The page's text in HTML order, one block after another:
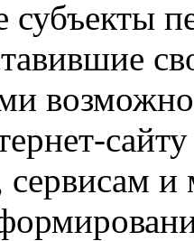
субъекты
и